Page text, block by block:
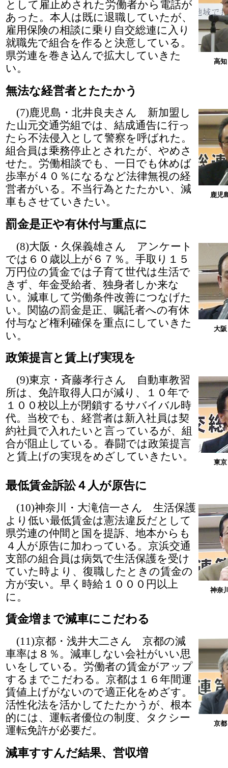
高
として雇止めされた労働者から電話が
あった。本人は既に退職していたが、
雇用保険の相談に乗り自交総連に入り
就職先で組合を作ると決意している。
県労連を巻き込んで拡大していきた
い。
無法な経営者とたたかう
鹿児
(7)鹿児島・北井良夫さん 新加盟し
た山元交通労組では、結成通告に行っ
たら不法侵入として警察を呼ばれた。
組合員は乗務停止とされたが、やめさ
せた。労働相談でも、一日でも休めば
歩率が４０％になるなど法律無視の経
営者がいる。不当行為とたたかい、減
車もさせていきたい。
罰金是正や有休付与重点に
大
(8)大阪・久保義雄さん アンケート
では６０歳以上が６７％。手取り１５
万円位の賃金では子育て世代は生活で
きず、年金受給者、独身者しか来な
い。減車して労働条件改善につなげた
い。関協の罰金是正、嘱託者への有休
付与など権利確保を重点にしていきた
い。
政策提言と賃上げ実現を
東
(9)東京・斉藤孝行さん 自動車教習
所は、免許取得人口が減り、１０年で
１００校以上が閉鎖するサバイバル時
代。当校でも、経営者は新入社員は契
約社員で入れたいと言っているが、組
合が阻止している。春闘では政策提言
と賃上げの実現をめざしていきたい。
最低賃金訴訟４人が原告に
神奈
(10)神奈川・大滝信一さん 生活保護
より低い最低賃金は憲法違反だとして
県労連の仲間と国を提訴、地本からも
４人が原告に加わっている。京浜交通
支部の組合員は病気で生活保護を受け
ていた時より、復職したときの賃金の
方が安い。早く時給１０００円以上
に。
賃金増まで減車にこだわる
京
(11)京都・浅井大二さん 京都の減
車率は８％。減車しない会社がいい思
いをしている。労働者の賃金がアップ
するまでこだわる。京都は１６年間運
賃値上げがないので適正化をめざす。
活性化法を活かしてたたかうが、根本
的には、運転者優位の制度、タクシー
運転免許が必要だ。
減車すすんだ結果、営収増